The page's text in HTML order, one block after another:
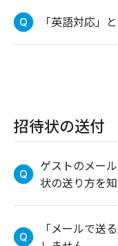
「英語対応」
招待状の送付
ゲストのメー
状の送り方を
「メールで送